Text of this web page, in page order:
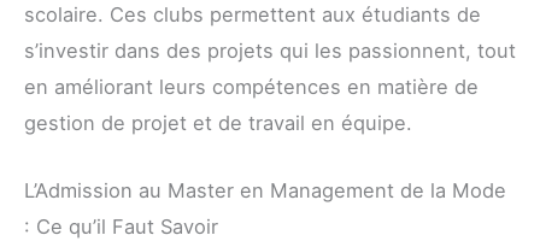
scolaire. Ces clubs permettent aux étudiants de
s’investir dans des projets qui les passionnent, tout
en améliorant leurs compétences en matière de
gestion de projet et de travail en équipe.
L’Admission au Master en Management de la Mode
: Ce qu’il Faut Savoir